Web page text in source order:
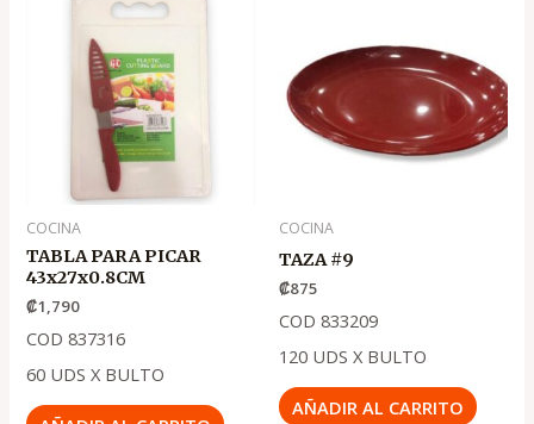
COCINA
TABLA PARA PICAR
43x27x0.8CM
₡1,790
COD 837316
60 UDS X BULTO
COCINA
TAZA #9
₡875
COD 833209
120 UDS X BULTO
AÑADIR AL CARRITO